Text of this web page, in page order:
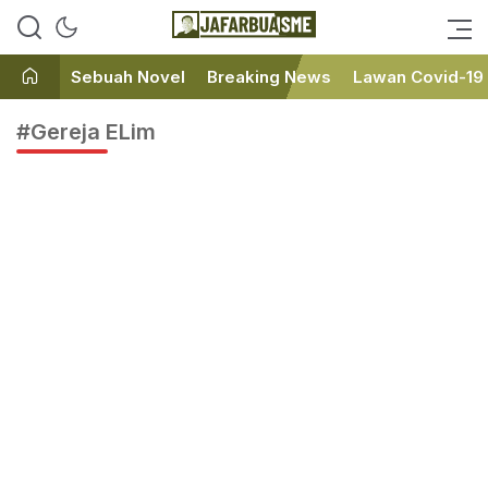
JafarBua
Ini bukan Media Online, Ini
Sebuah Novel Breaking News Lawan Covid-19
#Gereja ELim